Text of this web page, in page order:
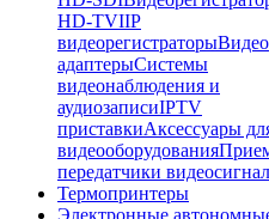
HD-TVIIP
видеорегистраторыВидео
адаптерыСистемы
видеонаблюдения и
аудиозаписиIPTV
приставкиАксессуары
видеооборудования
передатчики
Термопринтеры
Электронные